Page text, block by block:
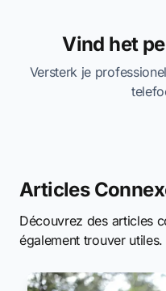
Vind het
Versterk je
Articles
Découvrez des articles
également trouver utiles.